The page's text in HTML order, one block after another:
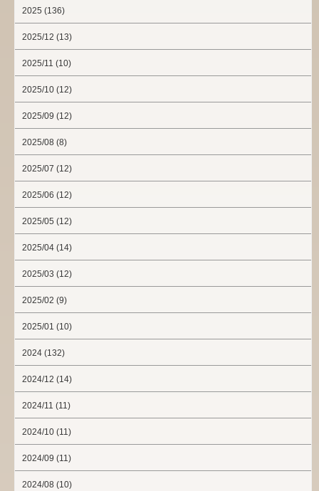
2025 (136)
2025/12 (13)
2025/11 (10)
2025/10 (12)
2025/09 (12)
2025/08 (8)
2025/07 (12)
2025/06 (12)
2025/05 (12)
2025/04 (14)
2025/03 (12)
2025/02 (9)
2025/01 (10)
2024 (132)
2024/12 (14)
2024/11 (11)
2024/10 (11)
2024/09 (11)
2024/08 (10)